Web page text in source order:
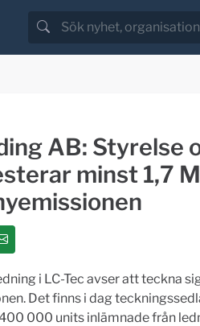
AB: Styrelse
minst 1,7
i LC-Tec avser att teckna
Det finns i dag
000 units inlämnade från